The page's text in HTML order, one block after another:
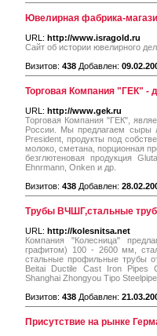
Ювелирная фабрика-
URL: http://www.isragold.ru
Сайт об истории ювелирного
Визитов: 438 Добавлен:
Торговая Компания "ГЕК" -
URL: http://www.gek.ru
Торговая Компания "ГЕК",
России. Мы предлагаем сыры
President, продукты под
молоко, сметана, порционная
безглютеновая продукция
Ehnrmann, Onken и др.
Визитов: 438 Добавлен:
Трубы ВЧШГ,стальные
URL: http://kolesnitsa.net
Компания "Колесница"
графитом) 100 - 2600 мм,
стальные профильные трубы
Beitai Ductile Cast Iron Pipes
Shanghai Zhongyou Tipo
Визитов: 438 Добавлен:
Присутствие на рынке